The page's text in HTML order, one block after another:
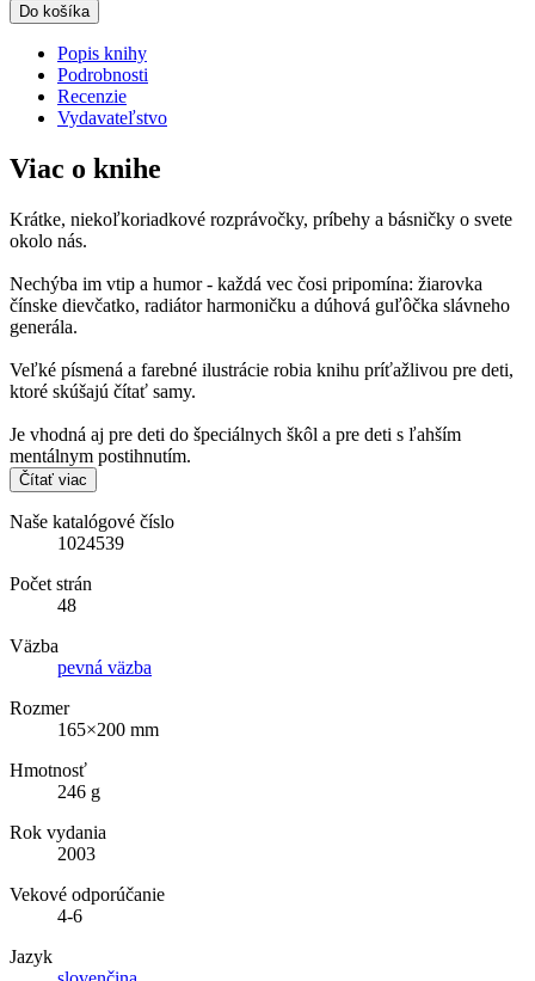
Do košíka
Popis knihy
Podrobnosti
Recenzie
Vydavateľstvo
Viac o knihe
Krátke, niekoľkoriadkové rozprávočky, príbehy a básničky o svete
okolo nás.
Nechýba im vtip a humor - každá vec čosi pripomína: žiarovka
čínske dievčatko, radiátor harmoničku a dúhová guľôčka slávneho
generála.
Veľké písmená a farebné ilustrácie robia knihu príťažlivou pre deti,
ktoré skúšajú čítať samy.
Je vhodná aj pre deti do špeciálnych škôl a pre deti s ľahším
mentálnym postihnutím.
Čítať viac
Naše katalógové číslo
1024539
Počet strán
48
Väzba
pevná väzba
Rozmer
165×200 mm
Hmotnosť
246 g
Rok vydania
2003
Vekové odporúčanie
4-6
Jazyk